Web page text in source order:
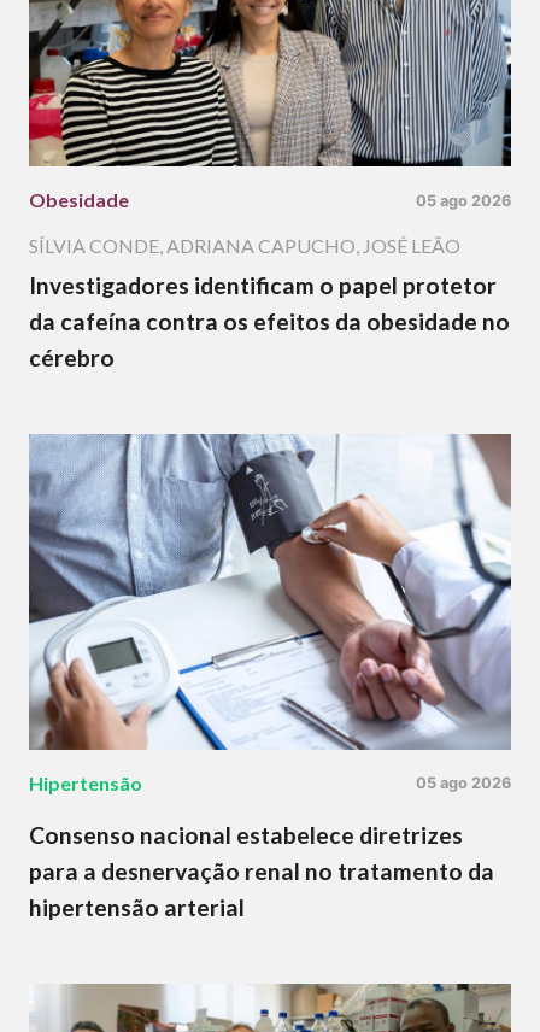
Obesidade 05 ago 2026
SÍLVIA CONDE,ADRIANA CAPUCHO, JOSÉ LEÃO
Investigadores identificam o papel protetor
da cafeína contra os efeitos da obesidade no
cérebro
Hipertensão 05 ago 2026
Consenso nacional estabelece diretrizes
para a desnervação renal no tratamento da
hipertensão arterial